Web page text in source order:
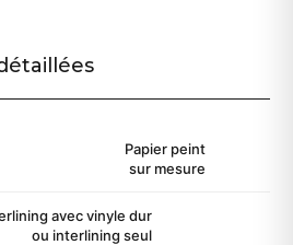
Papier peint
sur mesure
avec vinyle dur
ou interlining seul